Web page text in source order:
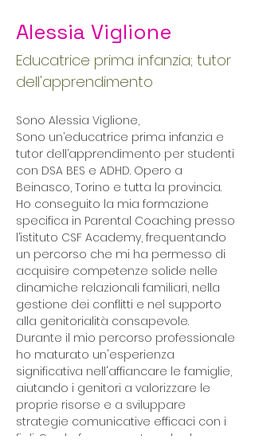
Alessia Viglione
Educatrice prima infanzia; tutor
dell'apprendimento
Sono Alessia Viglione,
Sono un’educatrice prima infanzia e
tutor dell’apprendimento per studenti
con DSA BES e ADHD. Opero a
Beinasco, Torino e tutta la provincia.
Ho conseguito la mia formazione
specifica in Parental Coaching presso
l’istituto CSF Academy, frequentando
un percorso che mi ha permesso di
acquisire competenze solide nelle
dinamiche relazionali familiari, nella
gestione dei conflitti e nel supporto
alla genitorialità consapevole.
Durante il mio percorso professionale
ho maturato un'esperienza
significativa nell'affiancare le famiglie,
aiutando i genitori a valorizzare le
proprie risorse e a sviluppare
strategie comunicative efficaci con i
figli. Credo fermamente nel valore